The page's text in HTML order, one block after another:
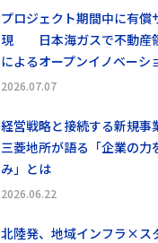
プロジェクト期間中に有償
現 日本海ガスで不動産
によるオープンイノベーシ
2026.07.07
経営戦略と接続する新規
三菱地所が語る「企業の力
み」とは
2026.06.22
北陸発、地域インフラ×ス